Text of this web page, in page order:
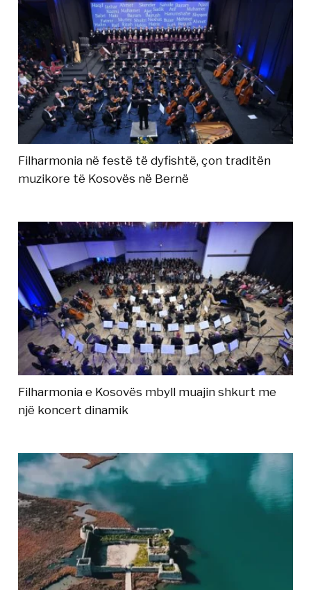
Filharmonia në festë të dyfishtë, çon traditën
muzikore të Kosovës në Bernë
Filharmonia e Kosovës mbyll muajin shkurt me
një koncert dinamik